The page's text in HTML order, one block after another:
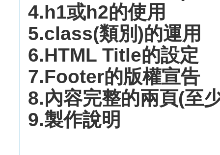
4.h1或h2的使用
5.class(類別)的運用
6.HTML Title的設定
7.Footer的版權宣告
8.內容完整的兩頁(至
9.製作說明